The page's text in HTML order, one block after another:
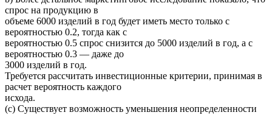
спрос на продукцию в
объеме 6000 изделий в год будет иметь место только с
вероятностью 0.2, тогда как с
вероятностью 0.5 спрос снизится до 5000 изделий в год, а с
вероятностью 0.3 — даже до
3000 изделий в год.
Требуется рассчитать инвестиционные критерии, принимая в
расчет вероятность каждого
исхода.
(с) Существует возможность уменьшения неопределенности